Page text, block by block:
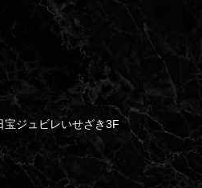
ジュビレいせざき3F